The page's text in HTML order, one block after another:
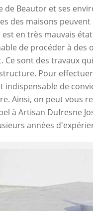
de Beautor et ses
des maisons
en très mauvais
de procéder à des
Ce sont des travaux
Pour
indispensable de
Ainsi, on peut vous
à Artisan Dufresne
années